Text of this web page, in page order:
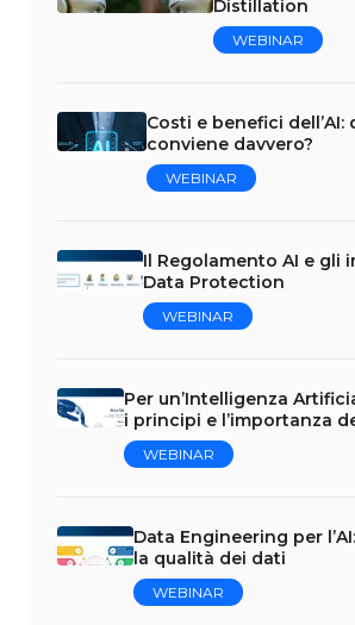
Distillation
WEBINAR
Costi e benefici dell’AI:
conviene davvero?
WEBINAR
Il Regolamento AI e gli
Data Protection
WEBINAR
Per un’Intelligenza
i principi e l’importanza
WEBINAR
Data Engineering per
la qualità dei dati
WEBINAR